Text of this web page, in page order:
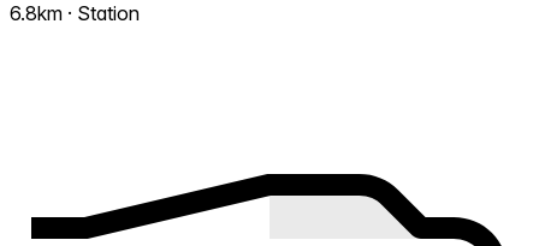
6.8km · Station